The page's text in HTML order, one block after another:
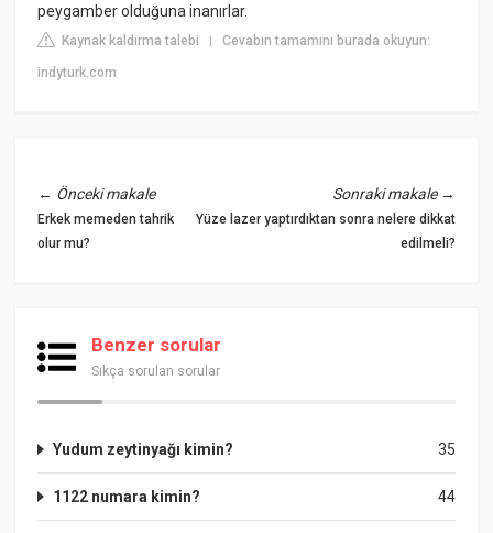
peygamber olduğuna inanırlar.
Kaynak kaldırma talebi |Cevabın tamamını burada okuyun:
indyturk.com
← Önceki makale
Erkek memeden tahrik
olur mu?
Sonraki makale→
Yüze lazer yaptırdıktan sonra nelere dikkat
edilmeli?
Benzer sorular
Sıkça sorulan sorular
35
Yudum zeytinyağı kimin?
44
1122 numara kimin?